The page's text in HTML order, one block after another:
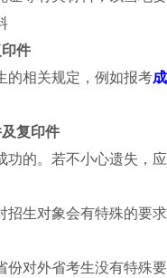
件
的相关规定，例如报考
复印件
的。若不小心遗失，
生对象会有特殊的要
对外省考生没有特殊